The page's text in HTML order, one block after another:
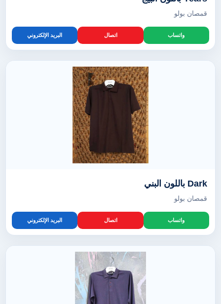
قمصان بولو
واتساب اتصال البريد الإلكتروني
Dark باللون البني
قمصان بولو
واتساب اتصال البريد الإلكتروني